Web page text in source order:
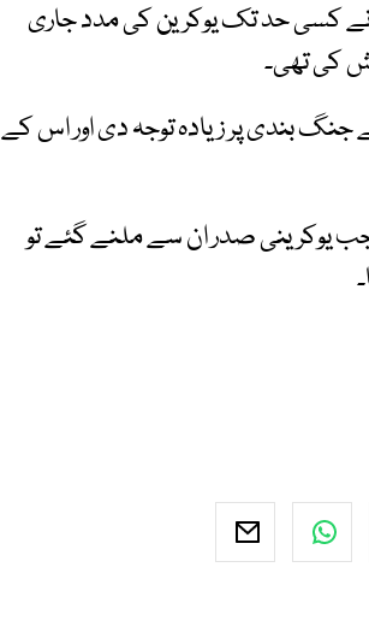
نے کسی حد تک یوکرین کی مدد جاری
کی تھی۔
بندی پر زیادہ توجہ دی اور اس کے
یوکرینی صدر ان سے ملنے گئے تو